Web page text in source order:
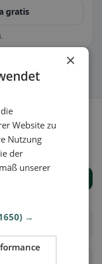
gratis
ristoranti.
×
Website zu
Nutzung
der
unserer
→